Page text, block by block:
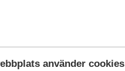
använder cookies